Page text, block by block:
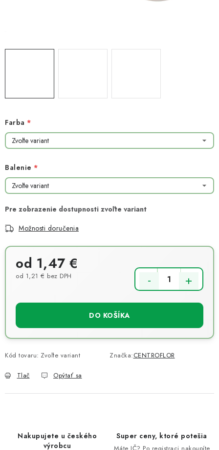
Ako získať lepšie ceny?
Moja objednávka
Farba
Balenie
Možnosti doručenia
od 1,47 €
od 1,21 € bez DPH
DO KOŠÍKA
Kód tovaru: Zvoľte variant Značka:CENTROFLOR
Tlač Opýtať sa
Nakupujete u českého
výrobcu
Super ceny, ktoré potešia